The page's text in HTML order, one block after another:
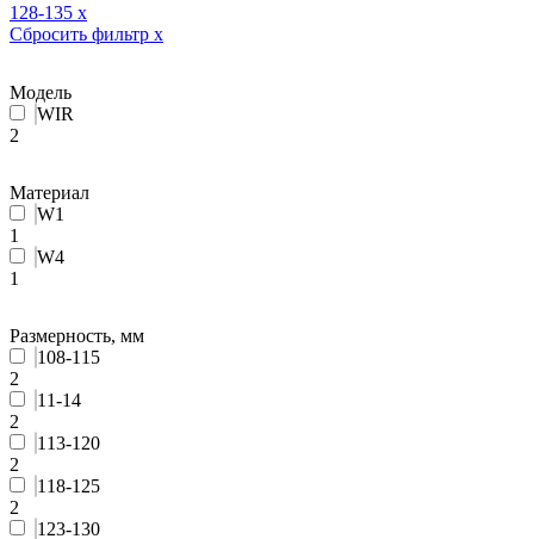
128-135 x
Сбросить фильтр x
Модель
WIR
2
Материал
W1
1
W4
1
Размерность, мм
108-115
2
11-14
2
113-120
2
118-125
2
123-130